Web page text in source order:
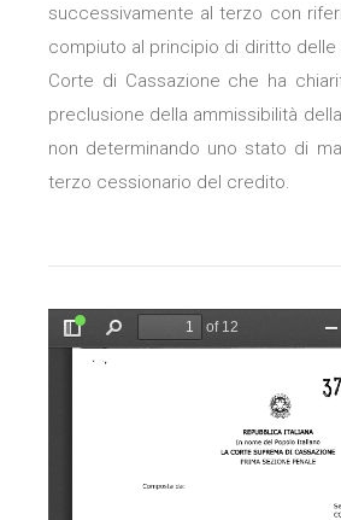
successivamente al terzo con
compiuto al principio di diritto delle
Corte di Cassazione che ha
preclusione della ammissibilità
non determinando uno stato di
terzo cessionario del credito.